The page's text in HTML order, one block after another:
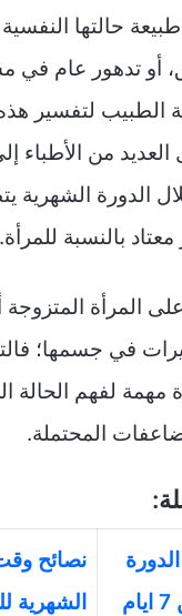
حالتها النفسية
أو تدهور عام في
الطبيب لتفسير
من الأطباء
الدورة الشهرية
بالنسبة للمرأة.
المرأة
في جسمها؛
مهمة لفهم الحالة
المحتملة.
نصائح
الشهرية